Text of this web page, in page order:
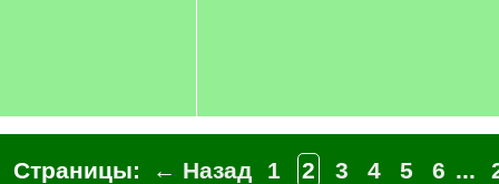
Страницы: ← Назад 1 2 3 4 5 6 ...